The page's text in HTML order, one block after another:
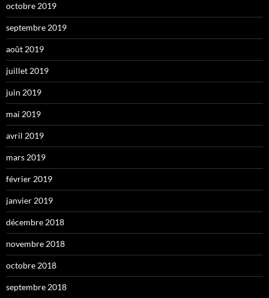
octobre 2019
septembre 2019
août 2019
juillet 2019
juin 2019
mai 2019
avril 2019
mars 2019
février 2019
janvier 2019
décembre 2018
novembre 2018
octobre 2018
septembre 2018